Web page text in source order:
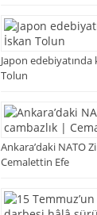
Japon
Tolun
Ankara’daki NATO
Cemalettin Efe